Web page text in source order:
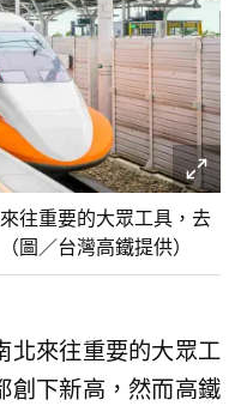
往重要的大眾工具，去
圖／台灣高鐵提供）
北來往重要的大眾工
創下新高，然而高鐵